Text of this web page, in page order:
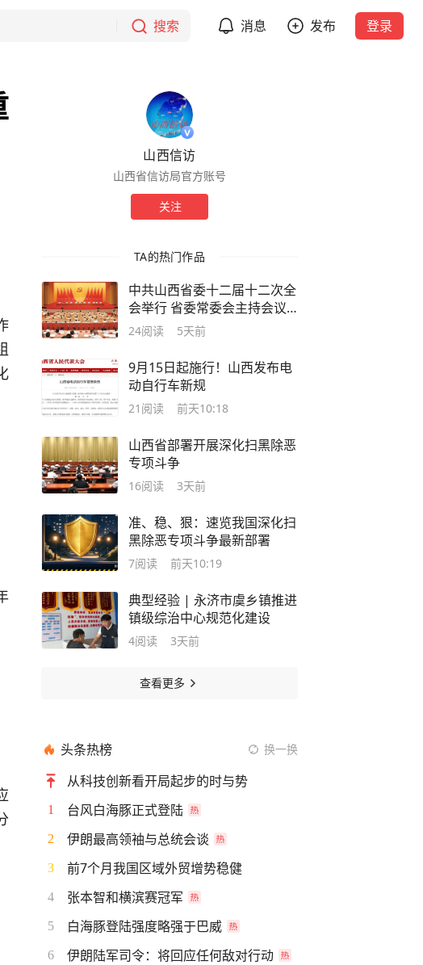
搜索 消息 发布 登录
山西信访
山西省信访局官方账号
关注
TA的热门作品
中共山西省委十二届十二次全
会举行 省委常委会主持会议
省委书记唐登杰讲话
24阅读 5天前
9月15日起施行！山西发布电
动自行车新规
21 阅读 前天10:18
山西省部署开展深化扫黑除恶
专项斗争
16阅读 3天前
准、稳、狠：速览我国深化扫
黑除恶专项斗争最新部署
7阅读 前天10:19
典型经验 | 永济市虞乡镇推进
镇级综治中心规范化建设
4阅读 3天前
查看更多
头条热榜 换一换
从科技创新看开局起步的时与势
1 台风白海豚正式登陆
2 伊朗最高领袖与总统会谈
3 前7个月我国区域外贸增势稳健
4 张本智和横滨赛冠军
5 白海豚登陆强度略强于巴威
6 伊朗陆军司令：将回应任何敌对行动